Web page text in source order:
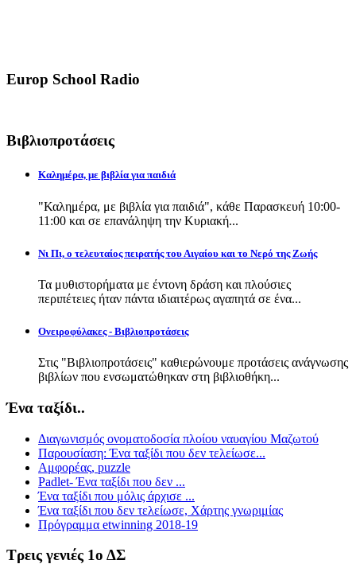
Europ School Radio
Βιβλιοπροτάσεις
Καλημέρα, με βιβλία για παιδιά
"Καλημέρα, με βιβλία για παιδιά", κάθε Παρασκευή 10:00-
11:00 και σε επανάληψη την Κυριακή...
Νι Πι, ο τελευταίος πειρατής του Αιγαίου και το Νερό της Ζωής
Τα μυθιστορήματα με έντονη δράση και πλούσιες
περιπέτειες ήταν πάντα ιδιαιτέρως αγαπητά σε ένα...
Ονειροφύλακες - Βιβλιοπροτάσεις
Στις "Βιβλιοπροτάσεις" καθιερώνουμε προτάσεις ανάγνωσης
βιβλίων που ενσωματώθηκαν στη βιβλιοθήκη...
Ένα ταξίδι..
Διαγωνισμός ονοματοδοσία πλοίου ναυαγίου Μαζωτού
Παρουσίαση: Ένα ταξίδι που δεν τελείωσε...
Αμφορέας, puzzle
Padlet- Ένα ταξίδι που δεν ...
Ένα ταξίδι που μόλις άρχισε ...
Ένα ταξίδι που δεν τελείωσε, Χάρτης γνωριμίας
Πρόγραμμα etwinning 2018-19
Τρεις γενιές 1ο ΔΣ